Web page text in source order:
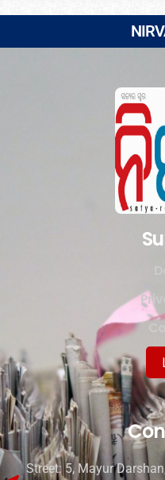
Street: 5, Mayur